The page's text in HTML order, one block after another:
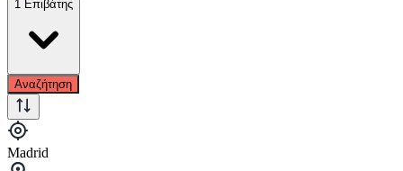
1 Επιβάτης
Αναζήτηση
Madrid